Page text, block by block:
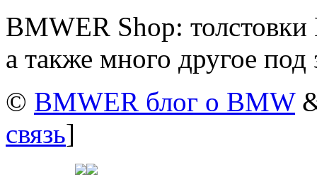
BMWER Shop:
а также много другое под
© BMWER блог о BMW
связь]